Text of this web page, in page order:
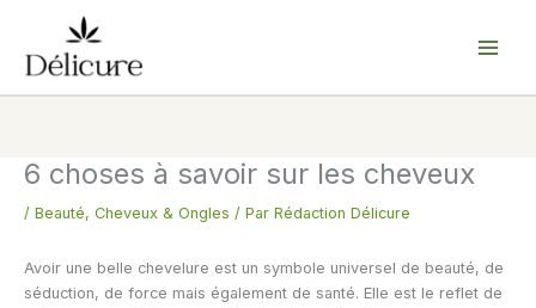
contenu
6 choses à savoir sur les cheveux
/ Beauté, Cheveux & Ongles / Par Rédaction Délicure
Avoir une belle chevelure est un symbole universel de beauté, de
séduction, de force mais également de santé. Elle est le reflet de